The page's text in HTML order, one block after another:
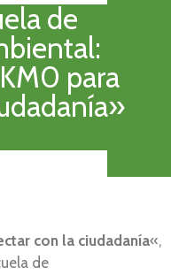
de
para
con la ciudadanía«,
de